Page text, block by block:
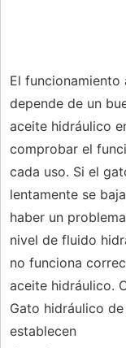
El
depende de un
aceite hidráulico
comprobar el
cada uso. Si el
lentamente se
haber un
nivel de fluido
no funciona
aceite hidráulico.
Gato hidráulico
establecen